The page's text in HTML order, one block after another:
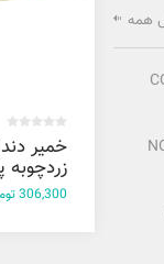
خمیر
زردچوبه
کاپیتانو 75 میل
306,300 تومان
همه